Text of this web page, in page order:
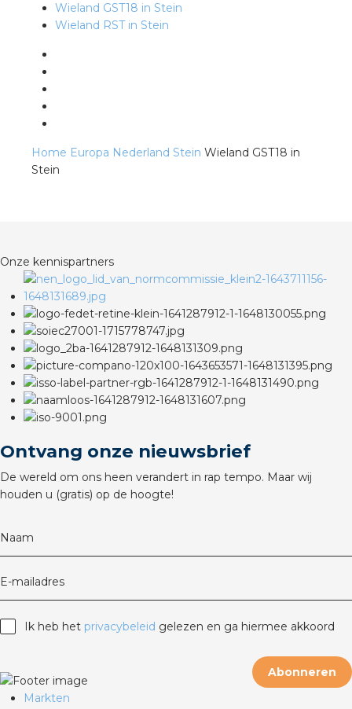
Wieland GST18 in Stein
Wieland RST in Stein
Home Europa Nederland Stein Wieland GST18 in
Stein
Onze kennispartners
Ontvang onze nieuwsbrief
De wereld om ons heen verandert in rap tempo. Maar wij
houden u (gratis) op de hoogte!
Naam
E-mailadres
Ik heb het privacybeleid gelezen en ga hiermee akkoord
Abonneren
waarde
groothandels
Markten